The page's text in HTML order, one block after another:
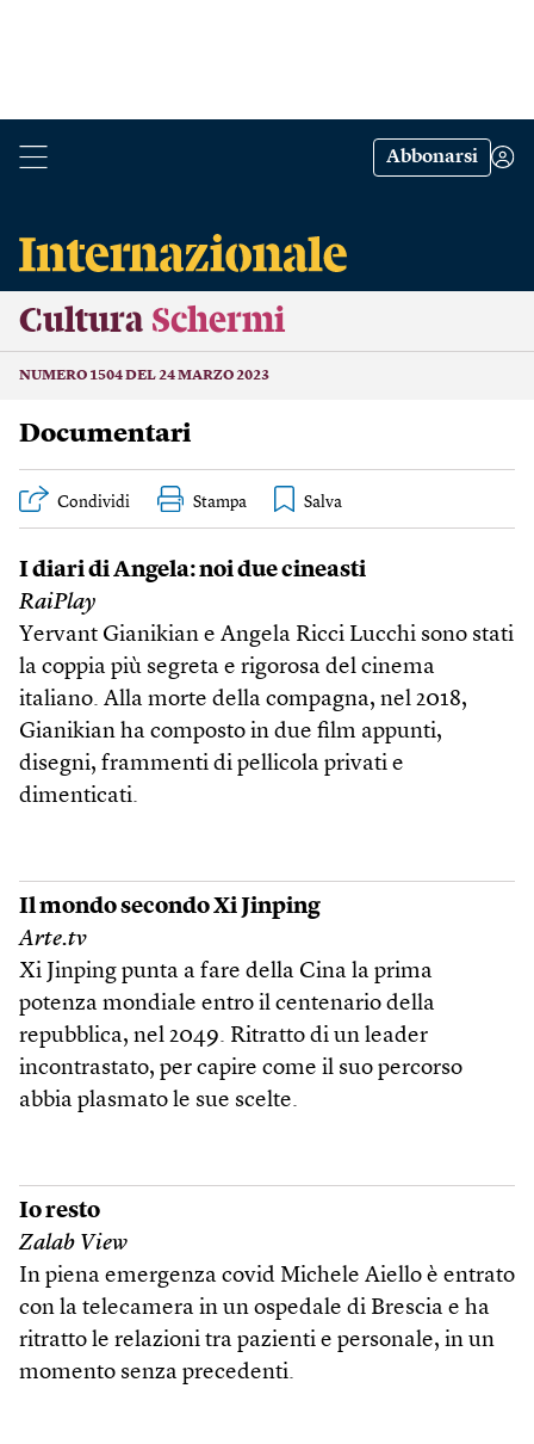
Abbonarsi
Cultura Schermi
NUMERO 1504 DEL 24 MARZO 2023
Documentari
Condividi Stampa
I diari di Angela: noi due cineasti
RaiPlay
Yervant Gianikian e Angela Ricci Lucchi sono stati
la coppia più segreta e rigorosa del cinema
italiano. Alla morte della compagna, nel 2018,
Gianikian ha composto in due film appunti,
disegni, frammenti di pellicola privati e
dimenticati.
Il mondo secondo Xi Jinping
Arte.tv
Xi Jinping punta a fare della Cina la prima
potenza mondiale entro il centenario della
repubblica, nel 2049. Ritratto di un leader
incontrastato, per capire come il suo percorso
abbia plasmato le sue scelte.
Io resto
Zalab View
In piena emergenza covid Michele Aiello è entrato
con la telecamera in un ospedale di Brescia e ha
ritratto le relazioni tra pazienti e personale, in un
momento senza precedenti.